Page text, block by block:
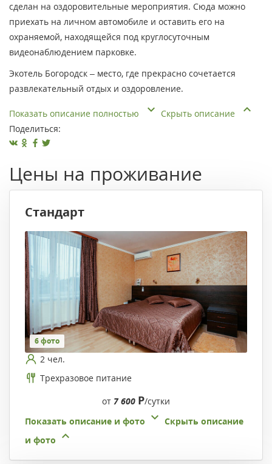
сделан на оздоровительные мероприятия. Сюда можно
приехать на личном автомобиле и оставить его на
охраняемой, находящейся под круглосуточным
видеонаблюдением парковке.
Экотель Богородск – место, где прекрасно сочетается
развлекательный отдых и оздоровление.
Показать описание полностью
Скрыть описание
Поделиться:
Цены на проживание
Стандарт
6 фото
2 чел.
Трехразовое питание
от 7 600 Р/сутки
Показать описание и фото
Скрыть описание
и фото